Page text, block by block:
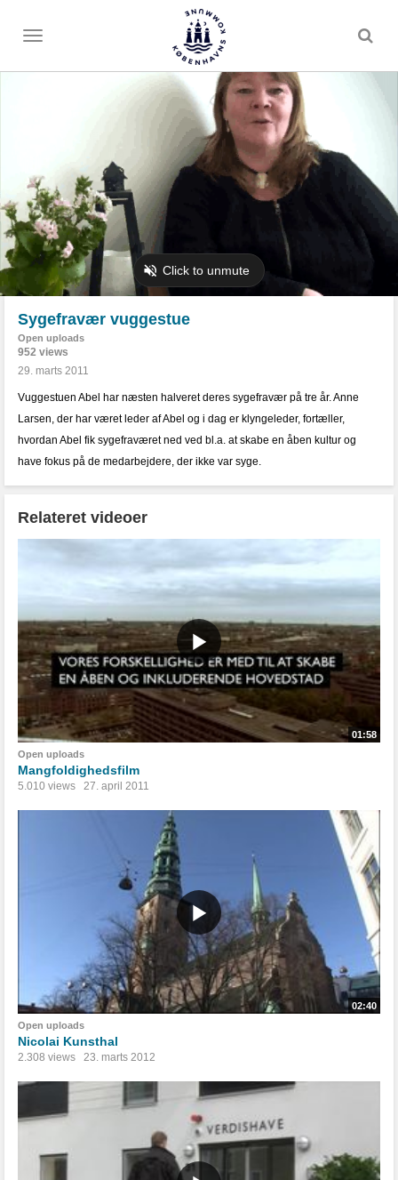
Toggle
Sygefravær vuggestue
Open uploads
952 views
29. marts 2011
Vuggestuen Abel har næsten halveret deres sygefravær på tre år. Anne
Larsen, der har været leder af Abel og i dag er klyngeleder, fortæller,
hvordan Abel fik sygefraværet ned ved bl.a. at skabe en åben kultur og
have fokus på de medarbejdere, der ikke var syge.
Relateret videoer
01:58
Open uploads
Mangfoldighedsfilm
5.010 views 27. april 2011
02:40
Open uploads
Nicolai Kunsthal
2.308 views 23. marts 2012